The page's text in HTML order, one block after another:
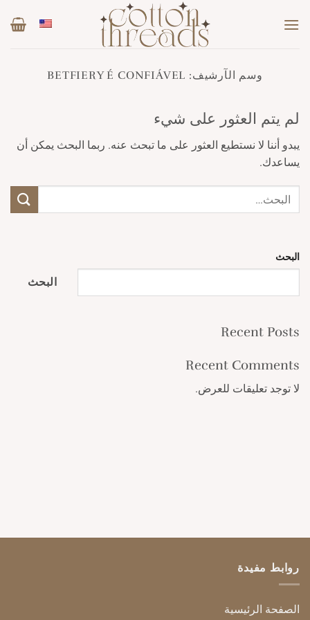
للمحتوى
وسم الآرشيف: BETFIERY É CONFIÁVEL
لم يتم العثور على شيء
يبدو أننا لا نستطيع العثور على ما تبحث عنه. ربما البحث يمكن أن
يساعدك.
البحث
البحث
Recent Posts
Recent Comments
لا توجد تعليقات للعرض.
روابط مفيدة
الصفحة الرئيسية